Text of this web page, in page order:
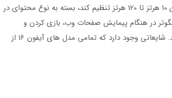
به نمایشگر اجازه می‌دهد تا نرخ نوسازی را به طور خودکار بین 10 هرتز تا 120 هرتز تنظیم کند، بسته به نوع محتوای در
در هنگام پیمایش صفحات وب، بازی کردن و
تماشای ویدیو شود و در عین حال مصرف انرژی را کاهش دهد. شایعاتی وجود دارد که تمامی مدل های آیفون 16 از